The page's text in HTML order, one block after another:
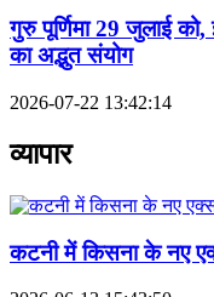
गुरु पूर्णिमा 29 जुलाई को,
का अद्भुत संयोग
2026-07-22 13:42:14
व्यापार
कटनी में किसना के नए